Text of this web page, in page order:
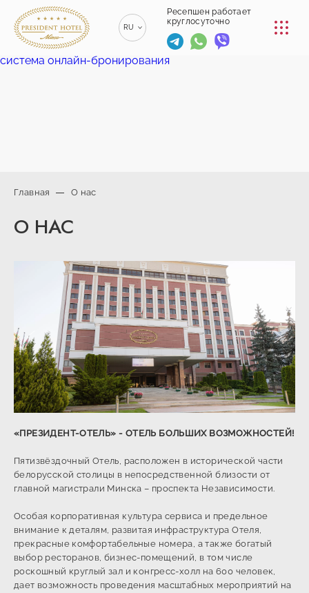
Ресепшен работает
круглосуточно
RU
ENGLISH
EN
КОНФЕРЕНЦ-ЗАЛЫ
РЕСТОРАНЫ
info@president-
+375 (29) 173-
(44) 774-
77-01
система онлайн-бронирования
Главная О нас
О НАС
Предыдущий слайд
«ПРЕЗИДЕНТ-ОТЕЛЬ» - ОТЕЛЬ БОЛЬШИХ ВОЗМОЖНОСТЕЙ!
Пятизвёздочный Отель, расположен в исторической части
белорусской столицы в непосредственной близости от
главной магистрали Минска – проспекта Независимости.
Особая корпоративная культура сервиса и предельное
внимание к деталям, развитая инфраструктура Отеля,
прекрасные комфортабельные номера, а также богатый
выбор ресторанов, бизнес-помещений, в том числе
роскошный круглый зал и конгресс-холл на 600 человек,
дает возможность проведения масштабных мероприятий на